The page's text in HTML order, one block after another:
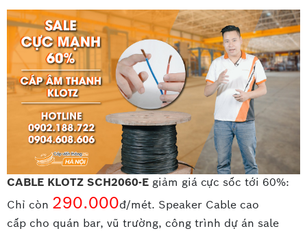
CABLE KLOTZ SCH2060-E giảm giá cực sốc tới 60%:
Chỉ còn 290.000đ/mét. Speaker Cable cao
cấp cho quán bar, vũ trường, công trình dự án sale